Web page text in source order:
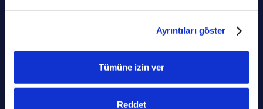
Ayrıntıları göster
Tümüne izin ver
Reddet
01